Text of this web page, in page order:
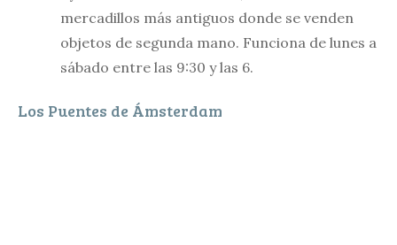
mercadillos más antiguos donde se venden
objetos de segunda mano. Funciona de lunes a
sábado entre las 9:30 y las 6.
Los Puentes de Ámsterdam